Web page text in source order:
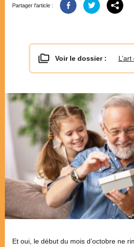
Partager l'article :
Voir le dossier :
Et oui, le début du mois d’octobre ne